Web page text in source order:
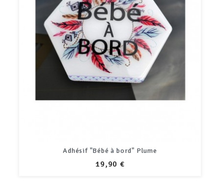
Adhésif "Bébé à bord" Attrape rêve
PRIX
19,90 €